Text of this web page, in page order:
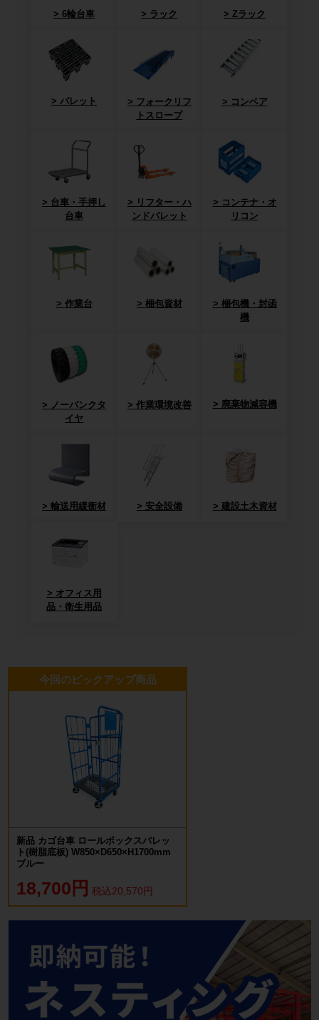
6輪台車 ラック Zラック
パレット
フォークリフ
トスロープ
コンベア
台車・手押し
台車
リフター・ハ
ンドパレット
コンテナ・オ
リコン
作業台 梱包資材
梱包機・封函
機
ノーパンクタ
イヤ
作業環境改善 廃棄物減容機
輸送用緩衝材 安全設備 建設土木資材
オフィス用
品・衛生用品
今回のピックアップ商品
新品 カゴ台車 ロールボックスパレッ
ト(樹脂底板) W850×D650×H1700mm
ブルー
18,700円 税込20,570円